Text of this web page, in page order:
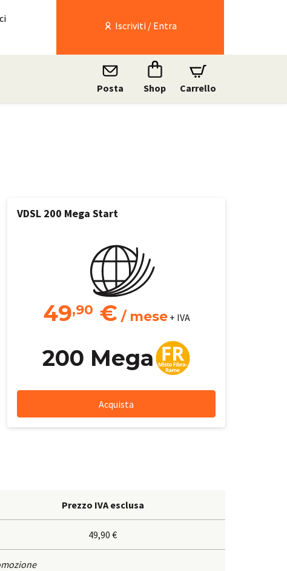
Iscriviti / Entra
Posta Shop Carrello
VDSL 200 Mega Start
49,90 € / mese + IVA
200 Mega
Acquista
Prezzo IVA esclusa
49,90 €